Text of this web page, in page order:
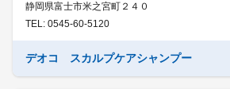
静岡県富士市米之宮町２４０
TEL: 0545-60-5120
デオコ スカルプケアシャンプー